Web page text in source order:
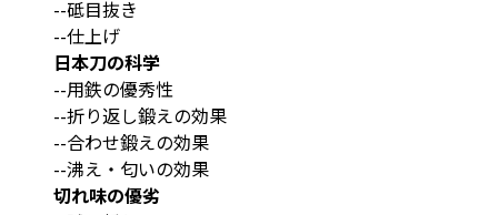
--砥目抜き
--仕上げ
日本刀の科学
--用鉄の優秀性
--折り返し鍛えの効果
--合わせ鍛えの効果
--沸え・匂いの効果
切れ味の優劣